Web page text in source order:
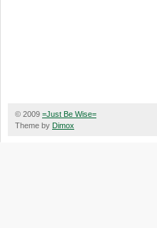
© 2009 =Just Be Wise=
Theme by Dimox